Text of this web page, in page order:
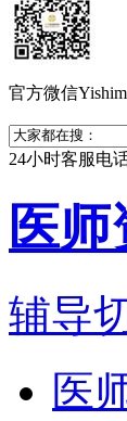
官方微信
24小时客服电
医
辅导
医